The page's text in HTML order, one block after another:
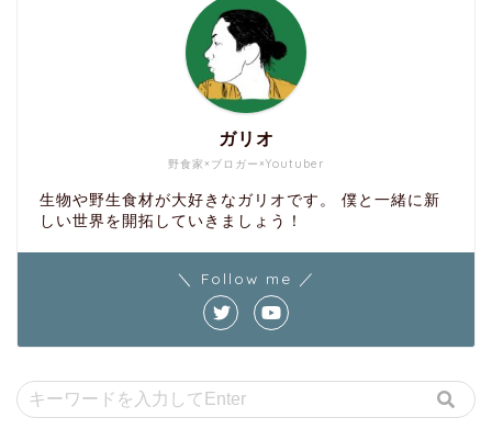
野食家×ブロガー×Youtuber
ガリオ
生物や野生食材が大好きなガリオです。 僕と一緒に新
しい世界を開拓していきましょう！
＼ Follow me ／